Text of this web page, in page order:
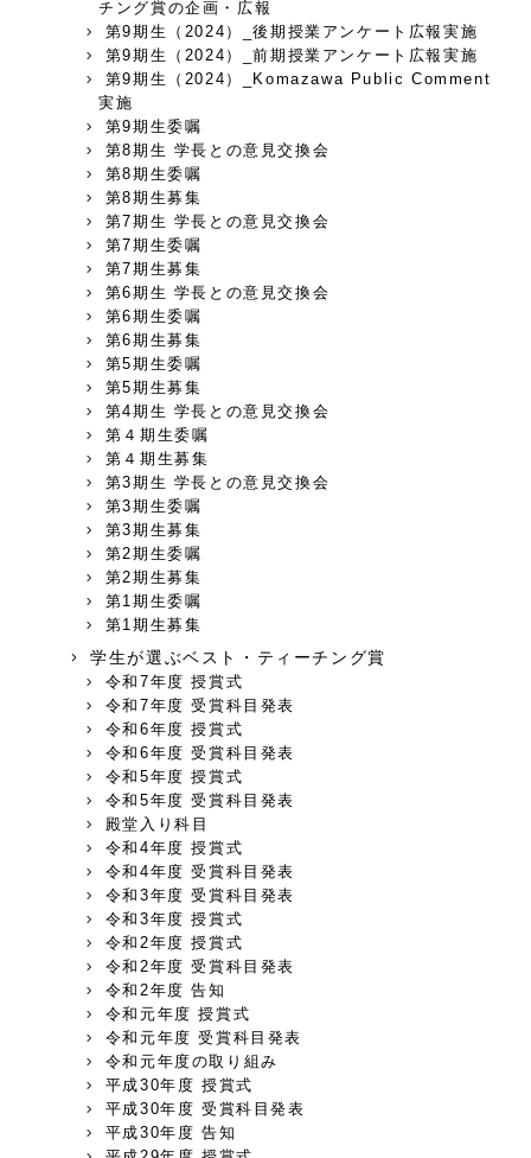
チング賞の企画・広報
第9期生（2024）_後期授業アンケート広報実施
第9期生（2024）_前期授業アンケート広報実施
第9期生（2024）_Komazawa Public Comment
実施
第9期生委嘱
第8期生 学長との意見交換会
第8期生委嘱
第8期生募集
第7期生 学長との意見交換会
第7期生委嘱
第7期生募集
第6期生 学長との意見交換会
第6期生委嘱
第6期生募集
第5期生委嘱
第5期生募集
第4期生 学長との意見交換会
第４期生委嘱
第４期生募集
第3期生 学長との意見交換会
第3期生委嘱
第3期生募集
第2期生委嘱
第2期生募集
第1期生委嘱
第1期生募集
学生が選ぶベスト・ティーチング賞
令和7年度 授賞式
令和7年度 受賞科目発表
令和6年度 授賞式
令和6年度 受賞科目発表
令和5年度 授賞式
令和5年度 受賞科目発表
殿堂入り科目
令和4年度 授賞式
令和4年度 受賞科目発表
令和3年度 受賞科目発表
令和3年度 授賞式
令和2年度 授賞式
令和2年度 受賞科目発表
令和2年度 告知
令和元年度 授賞式
令和元年度 受賞科目発表
令和元年度の取り組み
平成30年度 授賞式
平成30年度 受賞科目発表
平成30年度 告知